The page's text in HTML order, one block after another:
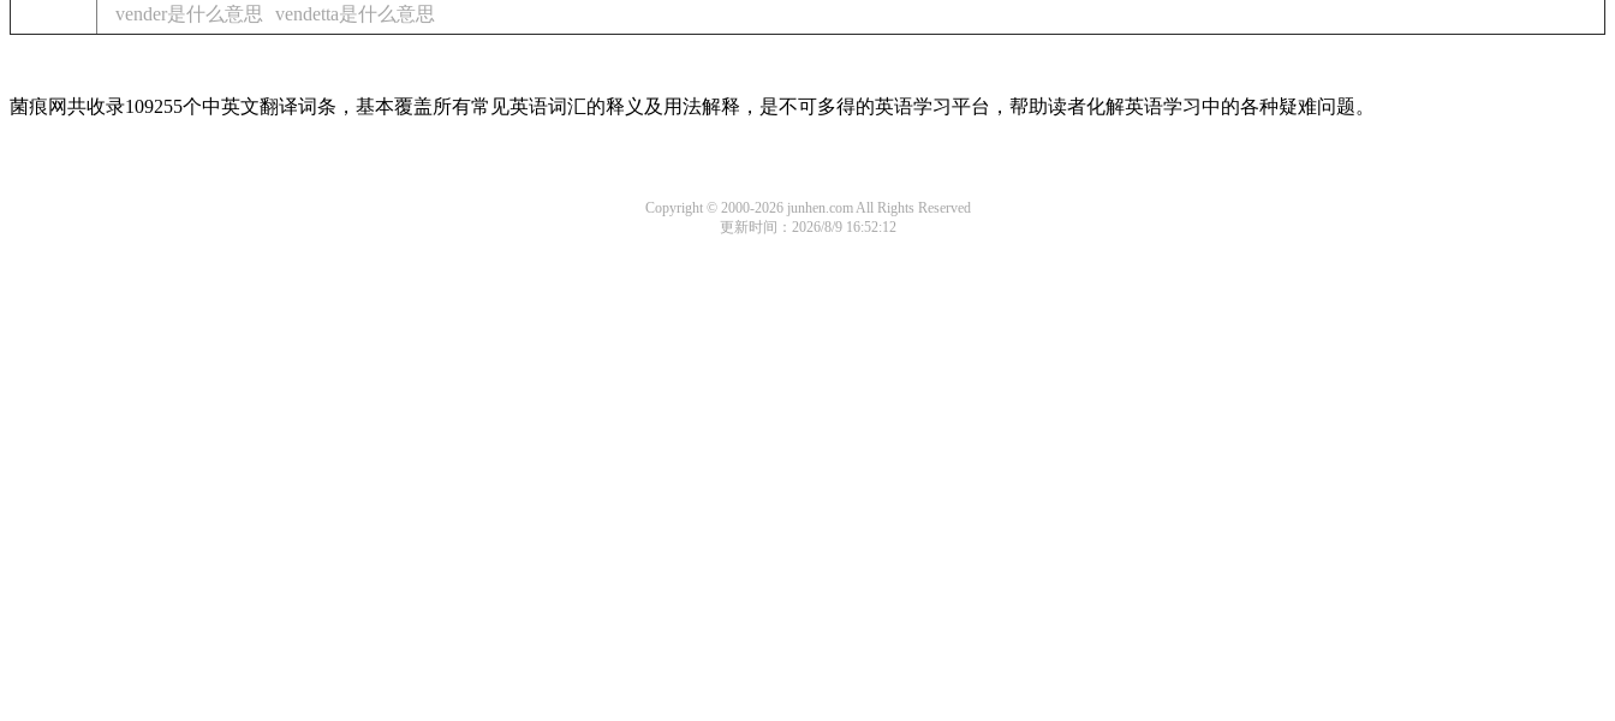
vender是什么意思
vendetta是什么意思
菌痕网共收录109255个中英文翻译词条，基本覆盖所有常见英语词汇的释义及用法解释，是不可多得的英语学习平台，帮助读者化解英语学习中的各种疑难问题。
Copyright © 2000-2026 junhen.com All Rights Reserved
更新时间：2026/8/9 16:52:12